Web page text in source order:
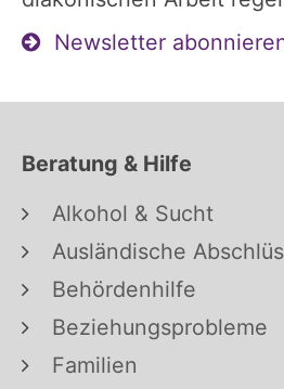
Newsletter
Beratung & Hilfe
Alkohol & Sucht
Ausländische
Behördenhilfe
Beziehungsprobleme
Familien